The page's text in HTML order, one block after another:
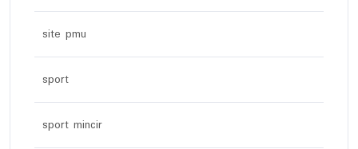
site pmu
sport
sport mincir